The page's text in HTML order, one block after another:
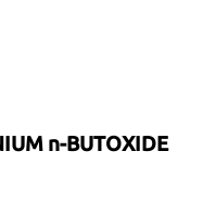
n-BUTOXIDE